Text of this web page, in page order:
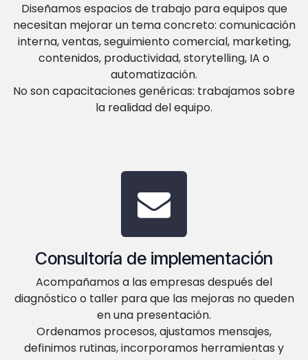
Diseñamos espacios de trabajo para equipos que
necesitan mejorar un tema concreto: comunicación
interna, ventas, seguimiento comercial, marketing,
contenidos, productividad, storytelling, IA o
automatización.
No son capacitaciones genéricas: trabajamos sobre
la realidad del equipo.
Consultoría de implementación
Acompañamos a las empresas después del
diagnóstico o taller para que las mejoras no queden
en una presentación.
Ordenamos procesos, ajustamos mensajes,
definimos rutinas, incorporamos herramientas y